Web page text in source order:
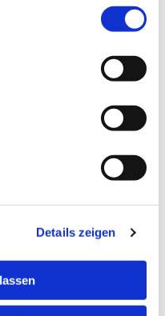
Details zeigen